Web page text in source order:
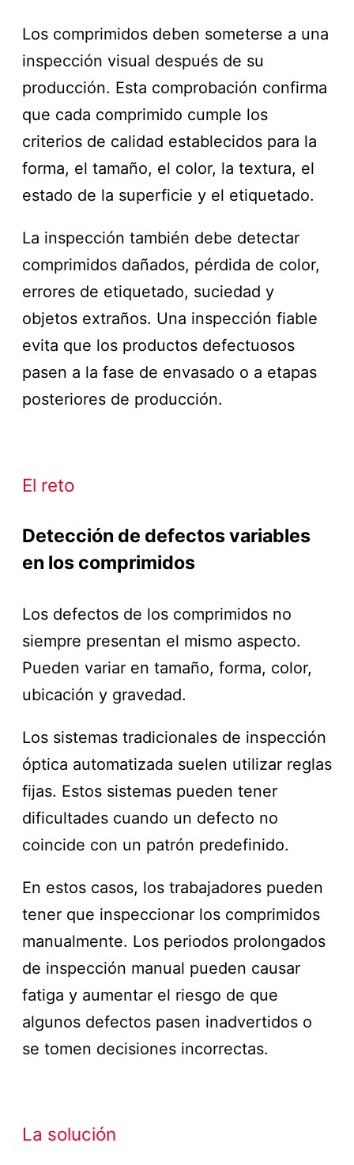
Los comprimidos deben someterse a una
inspección visual después de su
producción. Esta comprobación confirma
que cada comprimido cumple los
criterios de calidad establecidos para la
forma, el tamaño, el color, la textura, el
estado de la superficie y el etiquetado.
La inspección también debe detectar
comprimidos dañados, pérdida de color,
errores de etiquetado, suciedad y
objetos extraños. Una inspección fiable
evita que los productos defectuosos
pasen a la fase de envasado o a etapas
posteriores de producción.
El reto
Detección de defectos variables
en los comprimidos
Los defectos de los comprimidos no
siempre presentan el mismo aspecto.
Pueden variar en tamaño, forma, color,
ubicación y gravedad.
Los sistemas tradicionales de inspección
óptica automatizada suelen utilizar reglas
fijas. Estos sistemas pueden tener
dificultades cuando un defecto no
coincide con un patrón predefinido.
En estos casos, los trabajadores pueden
tener que inspeccionar los comprimidos
manualmente. Los periodos prolongados
de inspección manual pueden causar
fatiga y aumentar el riesgo de que
algunos defectos pasen inadvertidos o
se tomen decisiones incorrectas.
La solución